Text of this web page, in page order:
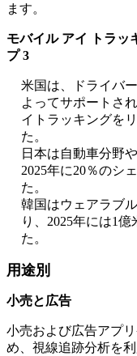
ます。
モバイル アイ トラッ
プ 3
米国は、ドライバ
よってサポートさ
イトラッキングを
た。
日本は自動車分野
2025年に20％のシ
た。
韓国はウェアラブ
り、2025年には1
た。
用途別
小売と広告
小売および広告アプ
め、視線追跡分析を